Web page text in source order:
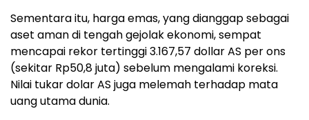
Sementara itu, harga emas, yang dianggap sebagai
aset aman di tengah gejolak ekonomi, sempat
mencapai rekor tertinggi 3.167,57 dollar AS per ons
(sekitar Rp50,8 juta) sebelum mengalami koreksi.
Nilai tukar dolar AS juga melemah terhadap mata
uang utama dunia.